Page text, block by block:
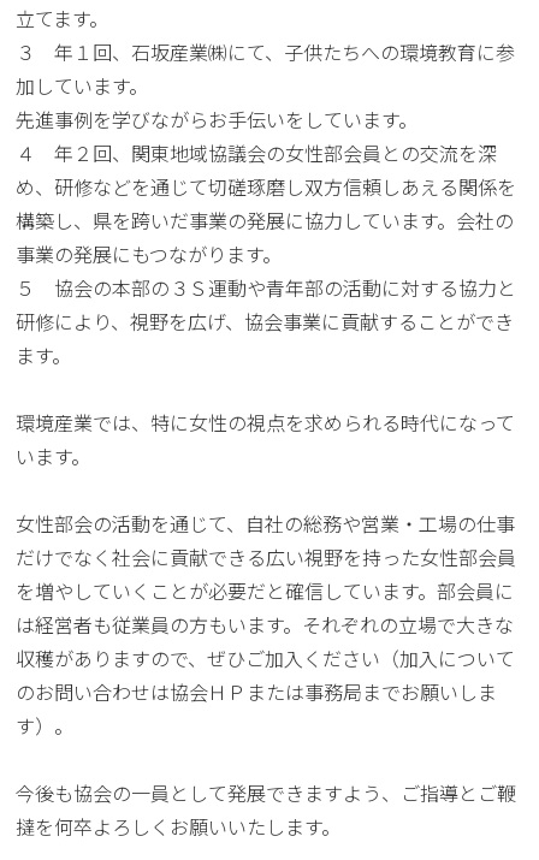
立てます。
３ 年１回、石坂産業㈱にて、子供たちへの環境教育に参
加しています。
先進事例を学びながらお手伝いをしています。
４ 年２回、関東地域協議会の女性部会員との交流を深
め、研修などを通じて切磋琢磨し双方信頼しあえる関係を
構築し、県を跨いだ事業の発展に協力しています。会社の
事業の発展にもつながります。
５ 協会の本部の３Ｓ運動や青年部の活動に対する協力と
研修により、視野を広げ、協会事業に貢献することができ
ます。
環境産業では、特に女性の視点を求められる時代になって
います。
女性部会の活動を通じて、自社の総務や営業・工場の仕事
だけでなく社会に貢献できる広い視野を持った女性部会員
を増やしていくことが必要だと確信しています。部会員に
は経営者も従業員の方もいます。それぞれの立場で大きな
収穫がありますので、ぜひご加入ください（加入について
のお問い合わせは協会ＨＰまたは事務局までお願いしま
す）。
今後も協会の一員として発展できますよう、ご指導とご鞭
撻を何卒よろしくお願いいたします。